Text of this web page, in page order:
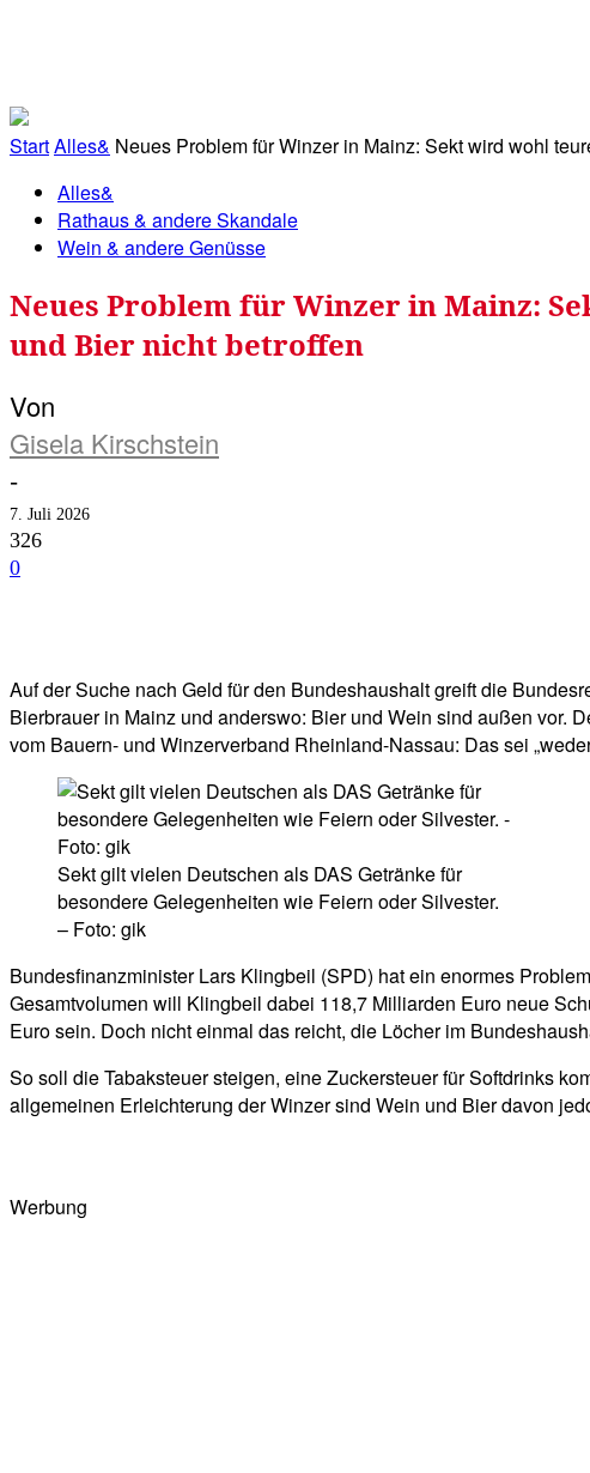
StartAlles& Neues Problem für Winzer in Mainz: Sekt wird wohl
Alles&
Rathaus & andere Skandale
Wein & andere Genüsse
Neues Problem für Winzer in Mainz:
und Bier nicht betroffen
Von
Gisela Kirschstein
-
7. Juli 2026
326
0
Auf der Suche nach Geld für den Bundeshaushalt greift die
Bierbrauer in Mainz und anderswo: Bier und Wein sind außen vor.
vom Bauern- und Winzerverband Rheinland-Nassau: Das sei
Sekt gilt vielen Deutschen als DAS Getränke für
besondere Gelegenheiten wie Feiern oder Silvester.
– Foto: gik
Bundesfinanzminister Lars Klingbeil (SPD) hat ein enormes
Gesamtvolumen will Klingbeil dabei 118,7 Milliarden Euro neue
Euro sein. Doch nicht einmal das reicht, die Löcher im
So soll die Tabaksteuer steigen, eine Zuckersteuer für Softdrinks
allgemeinen Erleichterung der Winzer sind Wein und Bier davon
Werbung